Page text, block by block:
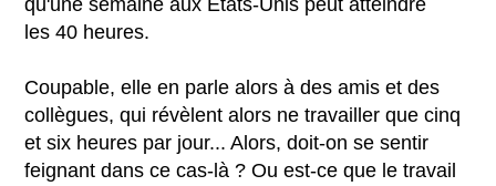
qu'une semaine aux États-Unis peut atteindre
les 40 heures.
Coupable, elle en parle alors à des amis et des
collègues, qui révèlent alors ne travailler que cinq
et six heures par jour... Alors, doit-on se sentir
feignant dans ce cas-là ? Ou est-ce que le travail